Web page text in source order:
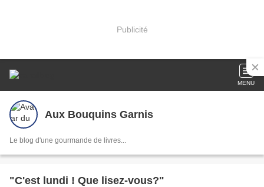
Publicité
MENU
Aux Bouquins Garnis
Le blog d'une gourmande de livres...
"C'est lundi ! Que lisez-vous?"